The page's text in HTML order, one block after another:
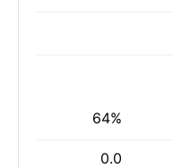
64%
0.0